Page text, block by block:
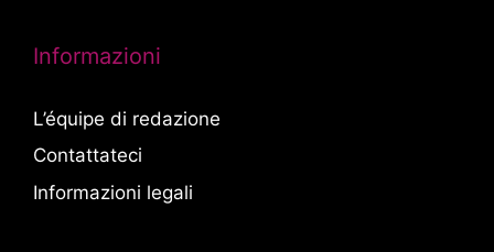
Informazioni
L’équipe di redazione
Contattateci
Informazioni legali